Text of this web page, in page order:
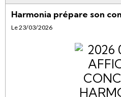
Harmonia prépare son
Le 23/03/2026